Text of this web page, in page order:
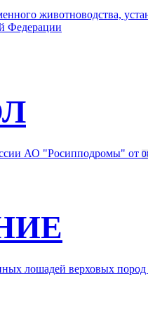
животноводства,
Федерации
АО "Росипподромы" от
лошадей верховых